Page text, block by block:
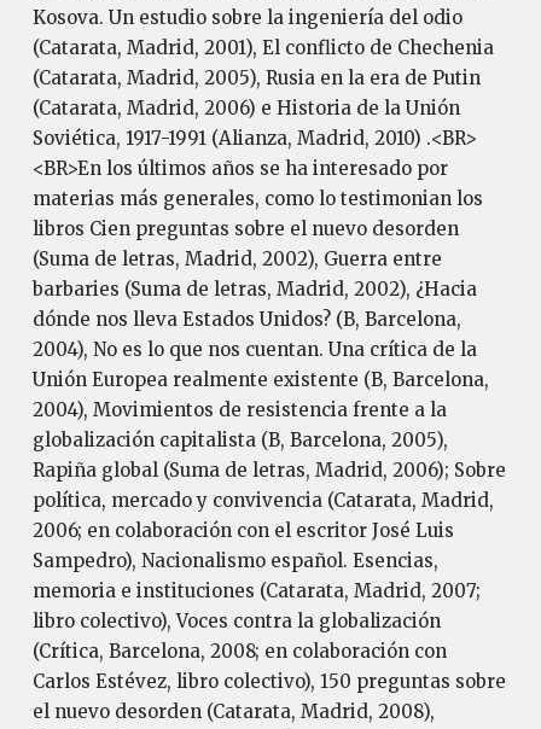
Kosova. Un estudio sobre la ingeniería del odio
(Catarata, Madrid, 2001), El conflicto de Chechenia
(Catarata, Madrid, 2005), Rusia en la era de Putin
(Catarata, Madrid, 2006) e Historia de la Unión
Soviética, 1917-1991 (Alianza, Madrid, 2010) .<BR>
<BR>En los últimos años se ha interesado por
materias más generales, como lo testimonian los
libros Cien preguntas sobre el nuevo desorden
(Suma de letras, Madrid, 2002), Guerra entre
barbaries (Suma de letras, Madrid, 2002), ¿Hacia
dónde nos lleva Estados Unidos? (B, Barcelona,
2004), No es lo que nos cuentan. Una crítica de la
Unión Europea realmente existente (B, Barcelona,
2004), Movimientos de resistencia frente a la
globalización capitalista (B, Barcelona, 2005),
Rapiña global (Suma de letras, Madrid, 2006); Sobre
política, mercado y convivencia (Catarata, Madrid,
2006; en colaboración con el escritor José Luis
Sampedro), Nacionalismo español. Esencias,
memoria e instituciones (Catarata, Madrid, 2007;
libro colectivo), Voces contra la globalización
(Crítica, Barcelona, 2008; en colaboración con
Carlos Estévez, libro colectivo), 150 preguntas sobre
el nuevo desorden (Catarata, Madrid, 2008),